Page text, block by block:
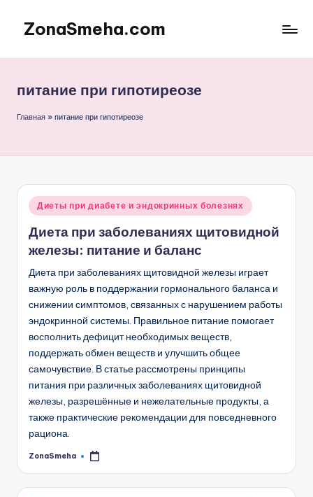
Перейти
содержимому
ZonaSmeha.com
питание
питание при гипотиреозе
Главная » питание при гипотиреозе
Опубликовано
Диеты при диабете и эндокринных болезнях
Диета при заболеваниях щитовидной
железы: питание и баланс
Диета при заболеваниях щитовидной железы играет
важную роль в поддержании гормонального баланса и
снижении симптомов, связанных с нарушением работы
эндокринной системы. Правильное питание помогает
восполнить дефицит необходимых веществ,
поддержать обмен веществ и улучшить общее
самочувствие. В статье рассмотрены принципы
питания при различных заболеваниях щитовидной
железы, разрешённые и нежелательные продукты, а
также практические рекомендации для повседневного
рациона.
Запись
ZonaSmeha